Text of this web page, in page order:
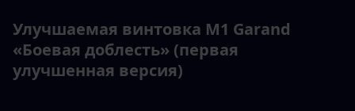
Улучшаемая винтовка M1 Garand
«Боевая доблесть» (первая
улучшенная версия)